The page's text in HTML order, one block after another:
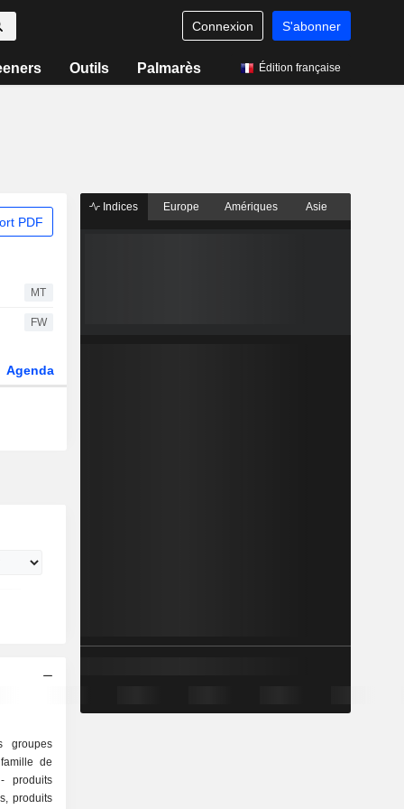
Connexion S'abonner
Outils Palmarès Édition française
PDF
MT
FW
Agenda
groupes
de
produits
Indices Europe Amériques Asie